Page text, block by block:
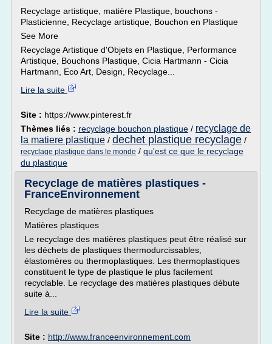
Recyclage artistique, matière Plastique, bouchons -
Plasticienne, Recyclage artistique, Bouchon en Plastique
See More
Recyclage Artistique d'Objets en Plastique, Performance
Artistique, Bouchons Plastique, Cicia Hartmann - Cicia
Hartmann, Eco Art, Design, Recyclage...
Lire la suite
Site : https://www.pinterest.fr
Thèmes liés : recyclage bouchon plastique / recyclage de
la matiere plastique / dechet plastique recyclage /
recyclage plastique dans le monde / qu'est ce que le recyclage
du plastique
Recyclage de matières plastiques -
FranceEnvironnement
Recyclage de matières plastiques
Matières plastiques
Le recyclage des matières plastiques peut être réalisé sur
les déchets de plastiques thermodurcissables,
élastomères ou thermoplastiques. Les thermoplastiques
constituent le type de plastique le plus facilement
recyclable. Le recyclage des matières plastiques débute
suite à...
Lire la suite
Site : http://www.franceenvironnement.com